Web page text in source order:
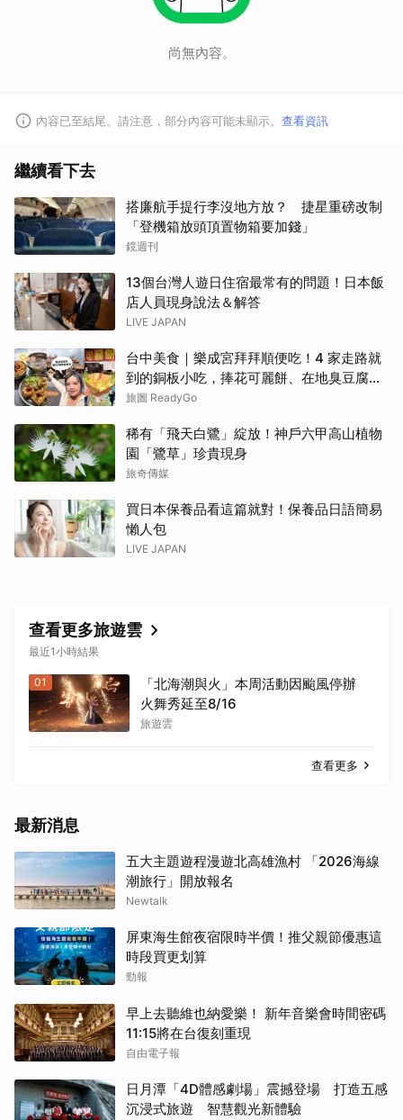
尚無內容。
內容已至結尾。請注意，部分內容可能未顯示。 查看資訊
繼續看下去
搭廉航手提行李沒地方放？ 捷星重磅改制
「登機箱放頭頂置物箱要加錢」
鏡週刊
13個台灣人遊日住宿最常有的問題！日本飯
店人員現身說法＆解答
LIVE JAPAN
台中美食｜樂成宮拜拜順便吃！4 家走路就
到的銅板小吃，捧花可麗餅、在地臭豆腐、
烤甜甜圈一次收
旅圖 ReadyGo
稀有「飛天白鷺」綻放！神戶六甲高山植物
園「鷺草」珍貴現身
旅奇傳媒
買日本保養品看這篇就對！保養品日語簡易
懶人包
LIVE JAPAN
查看更多旅遊雲
最近1小時結果
01
「北海潮與火」本周活動因颱風停辦
火舞秀延至8/16
旅遊雲
查看更多
最新消息
五大主題遊程漫遊北高雄漁村 「2026海線
潮旅行」開放報名
Newtalk
屏東海生館夜宿限時半價！推父親節優惠這
時段買更划算
勁報
早上去聽維也納愛樂！ 新年音樂會時間密碼
11:15將在台復刻重現
自由電子報
日月潭「4D體感劇場」震撼登場 打造五感
沉浸式旅遊 智慧觀光新體驗